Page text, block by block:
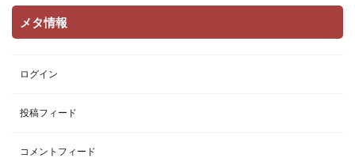
メタ情報
ログイン
投稿フィード
コメントフィード